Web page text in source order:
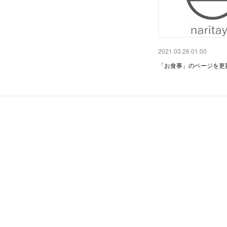
2021.03.26 01:00
「お食事」のページを